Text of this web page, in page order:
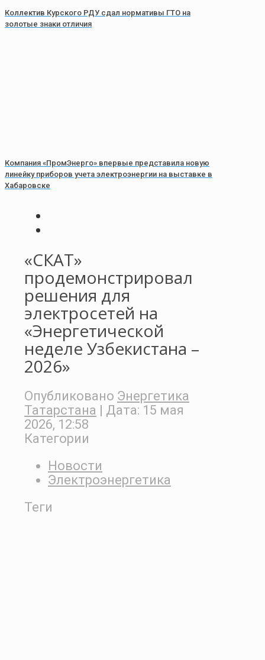
Коллектив Курского РДУ сдал нормативы ГТО на
золотые знаки отличия
Компания «ПромЭнерго» впервые представила новую
линейку приборов учета электроэнергии на выставке в
Хабаровске
«СКАТ»
продемонстрировал
решения для
электросетей на
«Энергетической
неделе Узбекистана –
2026»
Опубликовано Энергетика
Татарстана | Дата: 15 мая
2026, 12:58
Категории
Новости
Электроэнергетика
Теги